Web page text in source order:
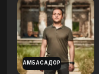
АМБАСАДОР